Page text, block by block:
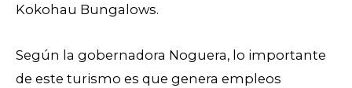
Kokohau Bungalows.
Según la gobernadora Noguera, lo importante
de este turismo es que genera empleos